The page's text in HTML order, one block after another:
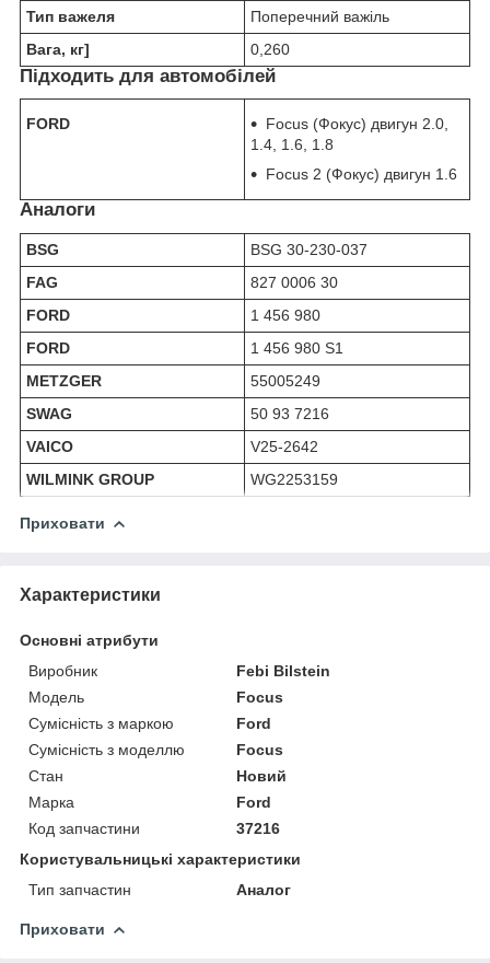
Тип важеля
Поперечний важіль
Вага, кг]
0,260
Підходить для автомобілей
FORD
Focus (Фокус) двигун 2.0,
1.4, 1.6, 1.8
Focus 2 (Фокус) двигун 1.6
Аналоги
BSG
BSG 30-230-037
FAG
827 0006 30
FORD
1 456 980
FORD
1 456 980 S1
METZGER
55005249
SWAG
50 93 7216
VAICO
V25-2642
WILMINK GROUP
WG2253159
Приховати
Характеристики
Основні атрибути
Виробник
Febi Bilstein
Модель
Focus
Сумісність з маркою
Ford
Сумісність з моделлю
Focus
Стан
Новий
Марка
Ford
Код запчастини
37216
Користувальницькі характеристики
Тип запчастин
Аналог
Приховати